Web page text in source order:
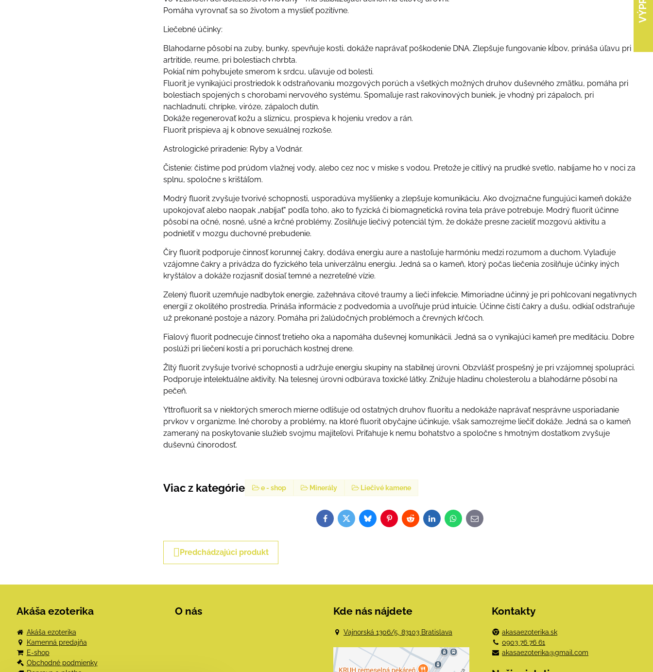
Pomáha vyrovnať sa so životom a myslieť pozitívne.
Liečebné účinky:
Blahodarne pôsobí na zuby, bunky, spevňuje kosti, dokáže naprávať poškodenie DNA. Zlepšuje fungovanie kĺbov, prináša úľavu pri
artritíde, reume, pri bolestiach chrbta.
Pokiaľ ním pohybujete smerom k srdcu, uľavuje od bolesti.
Fluorit je vynikajúci prostriedok k odstraňovaniu mozgových porúch a všetkých možných druhov duševného zmätku, pomáha pri
bolestiach spojených s chorobami nervového systému. Spomaľuje rast rakovinových buniek, je vhodný pri zápaloch, pri
nachladnutí, chrípke, viróze, zápaloch dutín.
Dokáže regenerovať kožu a sliznicu, prospieva k hojeniu vredov a rán.
Fluorit prispieva aj k obnove sexuálnej rozkoše.
Astrologické priradenie: Ryby a Vodnár.
Čistenie: čistíme pod prúdom vlažnej vody, alebo cez noc v miske s vodou. Pretože je citlivý na prudké svetlo, nabíjame ho v noci za
splnu, spoločne s krištáľom.
Modrý fluorit zvyšuje tvorivé schopnosti, usporadúva myšlienky a zlepšuje komunikáciu. Ako dvojznačne fungujúci kameň dokáže
upokojovať alebo naopak „nabíjať" podľa toho, ako to fyzická či biomagnetická rovina tela práve potrebuje. Modrý fluorit účinne
pôsobí na očné, nosné, ušné a krčné problémy. Zosilňuje liečivý potenciál tým, že dokáže presne zacieliť mozgovú aktivitu a
podnietiť v mozgu duchovné prebudenie.
Číry fluorit podporuje činnosť korunnej čakry, dodáva energiu aure a nastoľuje harmóniu medzi rozumom a duchom. Vylaďuje
vzájomne čakry a privádza do fyzického tela univerzálnu energiu. Jedná sa o kameň, ktorý počas liečenia zosilňuje účinky iných
kryštálov a dokáže rozjasniť dosiaľ temné a nezreteľné vízie.
Zelený fluorit uzemňuje nadbytok energie, zažehnáva citové traumy a lieči infekcie. Mimoriadne účinný je pri pohlcovaní negatívnych
energií z okolitého prostredia. Prináša informácie z podvedomia a uvoľňuje prúd intuície. Účinne čistí čakry a dušu, odkiaľ odstraňuje
už prekonané postoje a názory. Pomáha pri žalúdočných problémoch a črevných kŕčoch.
Fialový fluorit podnecuje činnosť tretieho oka a napomáha duševnej komunikácii. Jedná sa o vynikajúci kameň pre meditáciu. Dobre
poslúži pri liečení kostí a pri poruchách kostnej drene.
Žltý fluorit zvyšuje tvorivé schopnosti a udržuje energiu skupiny na stabilnej úrovni. Obzvlášť prospešný je pri vzájomnej spolupráci.
Podporuje intelektuálne aktivity. Na telesnej úrovni odbúrava toxické látky. Znižuje hladinu cholesterolu a blahodárne pôsobí na
pečeň.
Yttrofluorit sa v niektorých smeroch mierne odlišuje od ostatných druhov fluoritu a nedokáže naprávať nesprávne usporiadanie
prvkov v organizme. Iné choroby a problémy, na ktoré fluorit obyčajne účinkuje, však samozrejme liečiť dokáže. Jedná sa o kameň
zameraný na poskytovanie služieb svojmu majiteľovi. Priťahuje k nemu bohatstvo a spoločne s hmotným dostatkom zvyšuje
duševnú činorodosť.
Viac z kategórie e - shop Minerály Liečivé kamene
Facebook
TwitterBlueskyPinterestRedditLinkedInWhatsApp
E-
mail
Predchádzajúci produkt
Akáša ezoterika
Akáša ezoterika
Kamenná predajňa
E-shop
Obchodné podmienky
O nás Kde nás nájdete
Vajnorská 1306/5, 83103 Bratislava
Kontakty
akasaezoterika.sk
0903 76 76 61
akasaezoterika@gmail.com